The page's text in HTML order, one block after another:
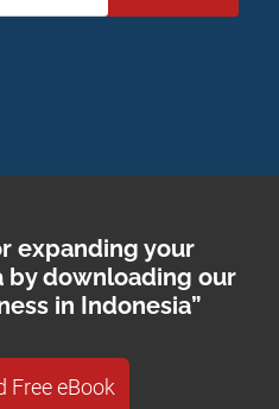
expanding your
by downloading our
in Indonesia”
Free eBook